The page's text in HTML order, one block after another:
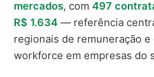
mercados, com 497
R$ 1.634 — referência
regionais de remuneração
workforce em empresas do